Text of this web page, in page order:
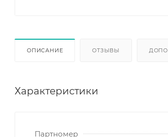
ОПИСАНИЕ ОТЗЫВЫ
Характеристики
Партномер